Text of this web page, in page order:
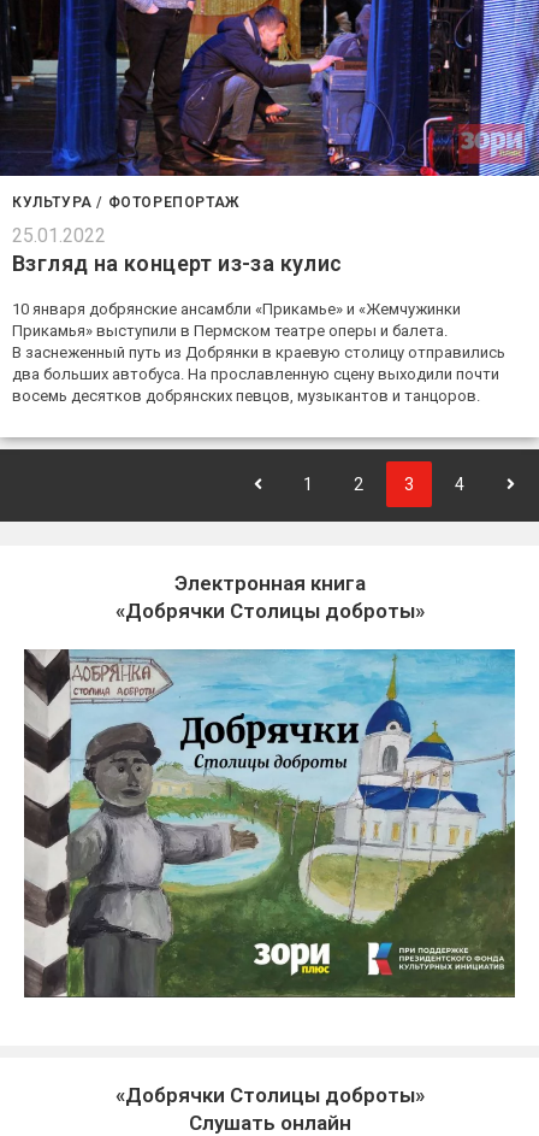
КУЛЬТУРА / ФОТОРЕПОРТАЖ
25.01.2022
Взгляд на концерт из-за кулис
10 января добрянские ансамбли «Прикамье» и «Жемчужинки
Прикамья» выступили в Пермском театре оперы и балета.
В заснеженный путь из Добрянки в краевую столицу отправились
два больших автобуса. На прославленную сцену выходили почти
восемь десятков добрянских певцов, музыкантов и танцоров.
1 2 3 4
Электронная книга
«Добрячки Столицы доброты»
«Добрячки Столицы доброты»
Слушать онлайн